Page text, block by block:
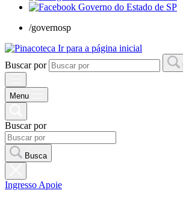
/governosp
Ir para a página inicial
Buscar por
Menu
Buscar por
Busca
Ingresso Apoie